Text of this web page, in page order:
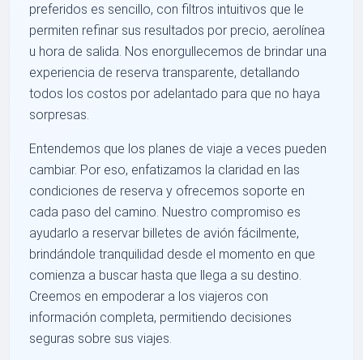
preferidos es sencillo, con filtros intuitivos que le
permiten refinar sus resultados por precio, aerolínea
u hora de salida. Nos enorgullecemos de brindar una
experiencia de reserva transparente, detallando
todos los costos por adelantado para que no haya
sorpresas.
Entendemos que los planes de viaje a veces pueden
cambiar. Por eso, enfatizamos la claridad en las
condiciones de reserva y ofrecemos soporte en
cada paso del camino. Nuestro compromiso es
ayudarlo a reservar billetes de avión fácilmente,
brindándole tranquilidad desde el momento en que
comienza a buscar hasta que llega a su destino.
Creemos en empoderar a los viajeros con
información completa, permitiendo decisiones
seguras sobre sus viajes.